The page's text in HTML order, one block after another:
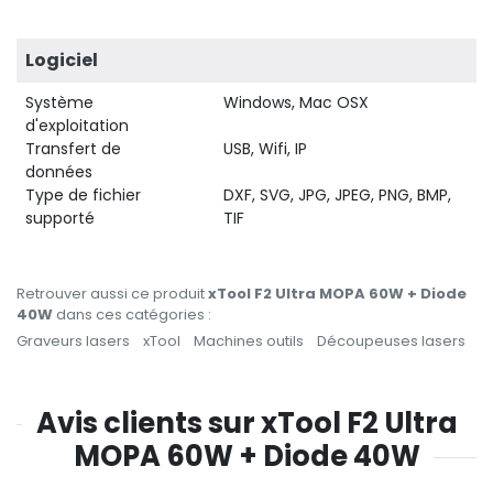
Logiciel
Système
d'exploitation
Windows, Mac OSX
Transfert de
données
USB, Wifi, IP
Type de fichier
supporté
DXF, SVG, JPG, JPEG, PNG, BMP,
TIF
Retrouver aussi ce produitxTool F2 Ultra MOPA 60W + Diode
40Wdans ces catégories :
Graveurs lasers
xTool Machines outils Découpeuses lasers
Avis clients sur xTool F2 Ultra
MOPA 60W + Diode 40W